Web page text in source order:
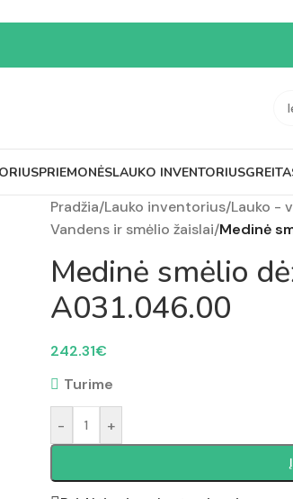
PRIEMONĖSLAUKO INVENTORIUS
Pradžia/Lauko inventorius/Lauko -
Vandens ir smėlio žaislai/Medinė
Medinė smėlio
A031.046.00
242.31€
Turime
- +